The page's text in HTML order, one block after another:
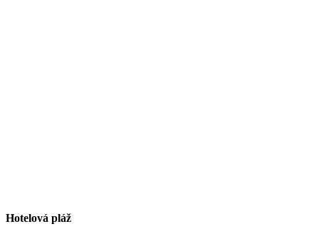
Hotelová pláž